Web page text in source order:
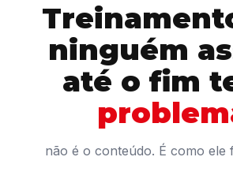
ninguém
até o fim
não é o conteúdo. É como ele